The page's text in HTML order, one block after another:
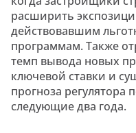
расширить
действовавшим
программам. Также
темп вывода новых
ключевой ставки и
прогноза регулятора
следующие два года.